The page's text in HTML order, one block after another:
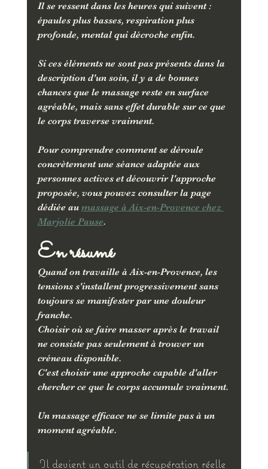
Il se ressent dans les heures qui suivent :
épaules plus basses, respiration plus
profonde, mental qui décroche enfin.
Si ces éléments ne sont pas présents dans la
description d'un soin, il y a de bonnes
chances que le massage reste en surface
agréable, mais sans effet durable sur ce que
le corps traverse vraiment.
Pour comprendre comment se déroule
concrètement une séance adaptée aux
personnes actives et découvrir l'approche
proposée, vous pouvez consulter la page
dédiée au massage à Aix-en-Provence chez
Marjolie Pause.
En résumé
Quand on travaille à Aix-en-Provence, les
tensions s'installent progressivement sans
toujours se manifester par une douleur
franche.
Choisir où se faire masser après le travail
ne consiste pas seulement à trouver un
créneau disponible.
C'est choisir une approche capable d'aller
chercher ce que le corps accumule vraiment.
Un massage efficace ne se limite pas à un
moment agréable.
Il devient un outil de récupération réelle